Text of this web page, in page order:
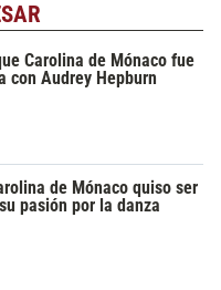
Carolina de Mónaco fue
con Audrey Hepburn
de Mónaco quiso ser
pasión por la danza